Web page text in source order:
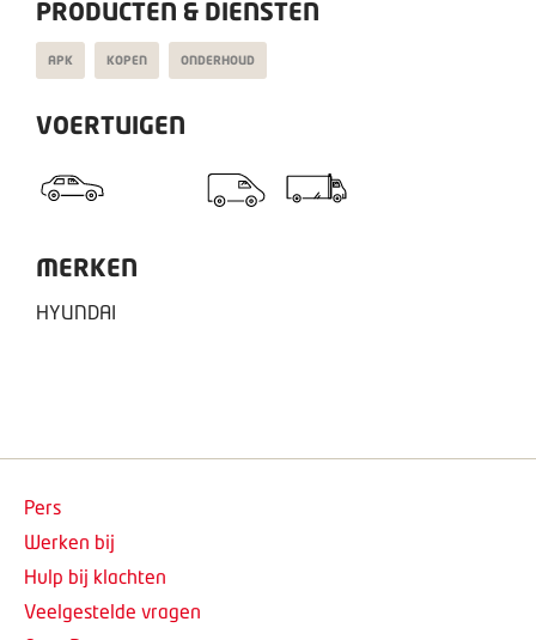
PRODUCTEN & DIENSTEN
APK KOPEN ONDERHOUD
VOERTUIGEN
MERKEN
HYUNDAI
Pers
Werken bij
Hulp bij klachten
Veelgestelde vragen